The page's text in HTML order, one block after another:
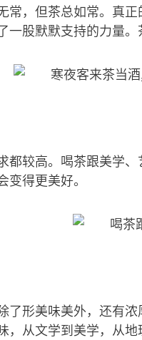
常，但茶总如常。真
股默默支持的力量。
都较高。喝茶跟美学
得更美好。
了形美味美外，还有
从文学到美学，从地